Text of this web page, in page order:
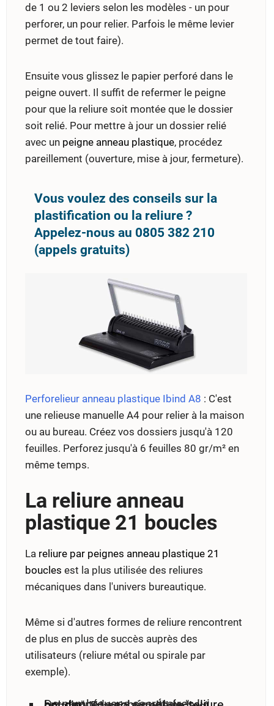
de 1 ou 2 leviers selon les modèles - un pour
perforer, un pour relier. Parfois le même levier
permet de tout faire).
Ensuite vous glissez le papier perforé dans le
peigne ouvert. Il suffit de refermer le peigne
pour que la reliure soit montée que le dossier
soit relié. Pour mettre à jour un dossier relié
avec un peigne anneau plastique, procédez
pareillement (ouverture, mise à jour, fermeture).
Vous voulez des conseils sur la
plastification ou la reliure ?
Appelez-nous au 0805 382 210
(appels gratuits)
Perforelieur anneau plastique Ibind A8 : C'est
une relieuse manuelle A4 pour relier à la maison
ou au bureau. Créez vos dossiers jusqu'à 120
feuilles. Perforez jusqu'à 6 feuilles 80 gr/m² en
même temps.
La reliure anneau
plastique 21 boucles
La reliure par peignes anneau plastique 21
boucles est la plus utilisée des reliures
mécaniques dans l'univers bureautique.
Même si d'autres formes de reliure rencontrent
de plus en plus de succès auprès des
utilisateurs (reliure métal ou spirale par
exemple).